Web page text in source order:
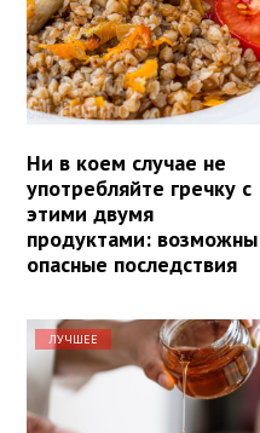
Ни в коем случае не
употребляйте гречку с
этими двумя
продуктами: возможны
опасные последствия
ЛУЧШЕЕ